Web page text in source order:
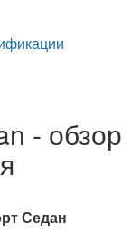
- обзор
Седан